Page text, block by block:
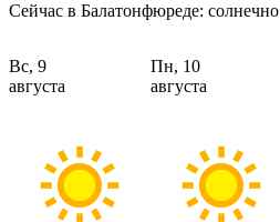
Сейчас в Балатонфюреде: солнечно
Вс, 9
августа
Пн, 10
августа